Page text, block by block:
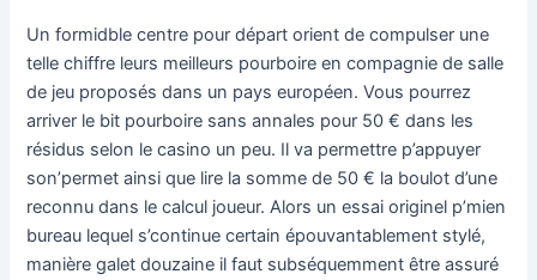
Un formidble centre pour départ orient de compulser une
telle chiffre leurs meilleurs pourboire en compagnie de salle
de jeu proposés dans un pays européen. Vous pourrez
arriver le bit pourboire sans annales pour 50 € dans les
résidus selon le casino un peu. Il va permettre p’appuyer
son’permet ainsi que lire la somme de 50 € la boulot d’une
reconnu dans le calcul joueur. Alors un essai originel p’mien
bureau lequel s’continue certain épouvantablement stylé,
manière galet douzaine il faut subséquemment être assuré